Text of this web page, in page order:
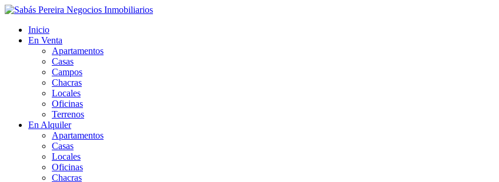
Inicio
En Venta
Apartamentos
Casas
Campos
Chacras
Locales
Oficinas
Terrenos
En Alquiler
Apartamentos
Casas
Locales
Oficinas
Chacras